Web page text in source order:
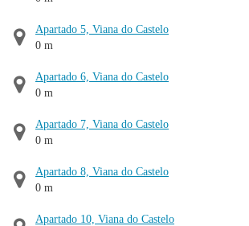
Apartado 5, Viana do Castelo
0 m
Apartado 6, Viana do Castelo
0 m
Apartado 7, Viana do Castelo
0 m
Apartado 8, Viana do Castelo
0 m
Apartado 10, Viana do Castelo